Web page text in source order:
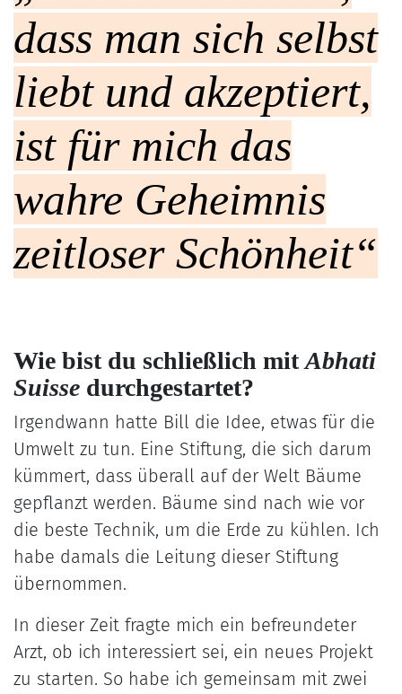
dass man sich selbst
liebt und akzeptiert,
ist für mich das
wahre Geheimnis
zeitloser Schönheit“
Wie bist du schließlich mitAbhati
Suisse durchgestartet?
Irgendwann hatte Bill die Idee, etwas für die
Umwelt zu tun. Eine Stiftung, die sich darum
kümmert, dass überall auf der Welt Bäume
gepflanzt werden. Bäume sind nach wie vor
die beste Technik, um die Erde zu kühlen. Ich
habe damals die Leitung dieser Stiftung
übernommen.
In dieser Zeit fragte mich ein befreundeter
Arzt, ob ich interessiert sei, ein neues Projekt
zu starten. So habe ich gemeinsam mit zwei